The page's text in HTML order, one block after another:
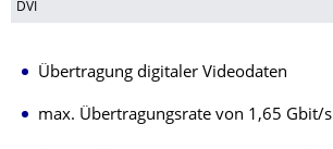
DVI
Übertragung digitaler Videodaten
max. Übertragungsrate von 1,65 Gbit/s